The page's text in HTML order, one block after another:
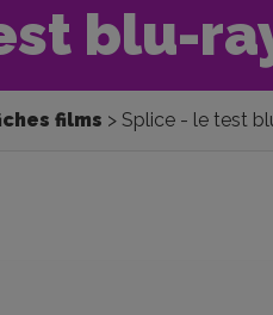
blu-
films Splice - le test